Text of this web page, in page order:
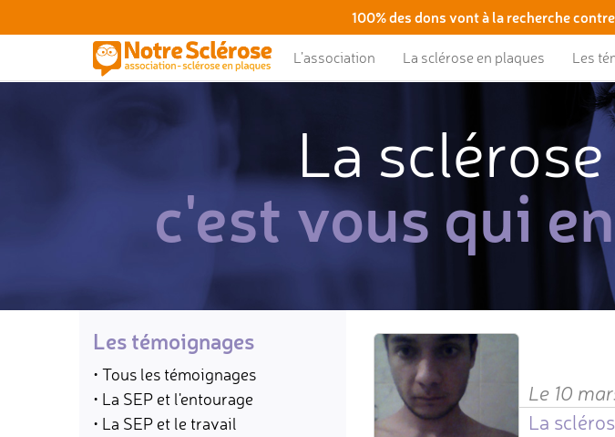
100% des dons vont à la recherche
L’association La sclérose en plaques Les
La
c'est vous qui
Les témoignages
• Tous les témoignages
• La SEP et l'entourage
• La SEP et le travail
Le 10
La